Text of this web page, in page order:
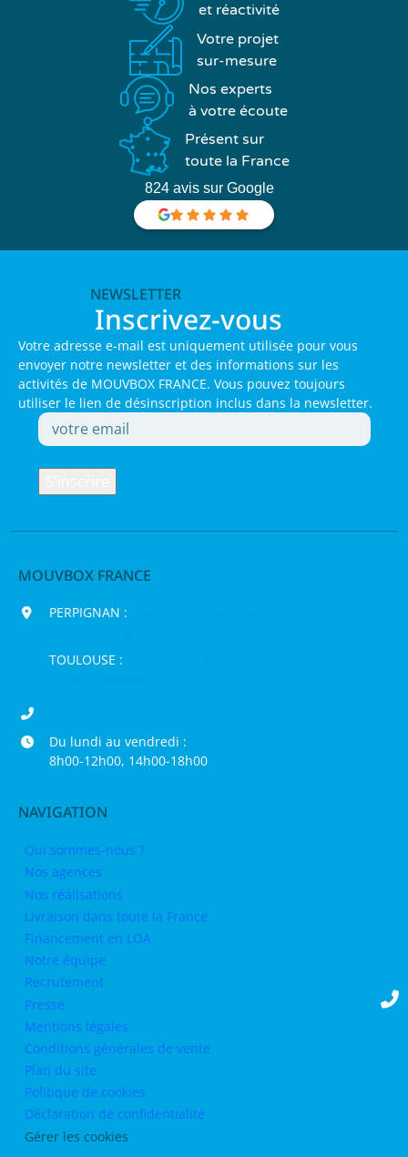
et réactivité
Votre projet
sur-mesure
Nos experts
à votre écoute
Présent sur
toute la France
824 avis sur Google
NEWSLETTER
Inscrivez-vous
Votre adresse e-mail est uniquement utilisée pour vous
envoyer notre newsletter et des informations sur les
activités de MOUVBOX FRANCE. Vous pouvez toujours
utiliser le lien de désinscription inclus dans la newsletter.
MOUVBOX FRANCE
PERPIGNAN :
TOULOUSE :
Du lundi au vendredi :
8h00-12h00, 14h00-18h00
NAVIGATION
Qui sommes-nous ?
Nos agences
Nos réalisations
Livraison dans toute la France
Financement en LOA
Notre équipe
Recrutement
Presse
Mentions légales
Conditions générales de vente
Plan du site
Politique de cookies
Déclaration de confidentialité
Gérer les cookies